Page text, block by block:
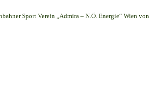
Sport Verein „Admira – N.Ö. Energie“ Wien von